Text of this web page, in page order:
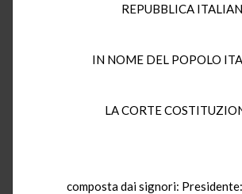
REPUBBLICA
IN NOME DEL POPOLO
LA CORTE
composta dai signori: Presidente: